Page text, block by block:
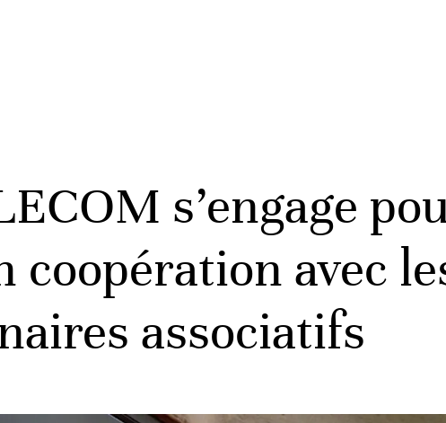
s’engage
coopération avec
associatifs